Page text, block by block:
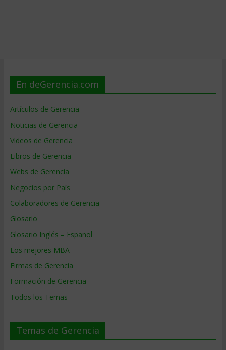
En deGerencia.com
Artículos de Gerencia
Noticias de Gerencia
Videos de Gerencia
Libros de Gerencia
Webs de Gerencia
Negocios por País
Colaboradores de Gerencia
Glosario
Glosario Inglés – Español
Los mejores MBA
Firmas de Gerencia
Formación de Gerencia
Todos los Temas
Temas de Gerencia